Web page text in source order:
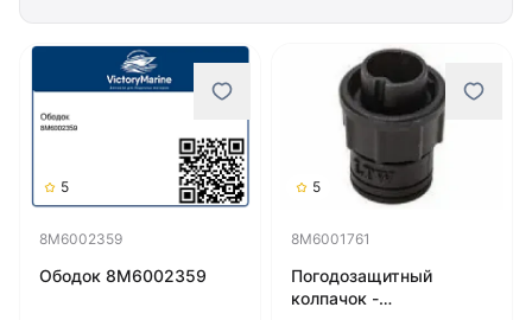
5
8M6002359
Ободок 8M6002359
5
8M6001761
Погодозащитный
колпачок -